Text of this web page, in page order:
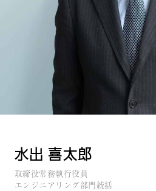
水出 喜太郎
取締役常務執行役員
エンジニアリング部門統括